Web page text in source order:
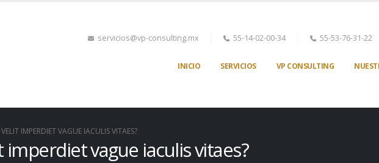
servicios@vp-consulting.mx 55-14-02-00-34 55-53-76-31-22
INICIO SERVICIOS VP CONSULTING
IMPERDIET VAGUE IACULIS VITAES?
vague iaculis vitaes?